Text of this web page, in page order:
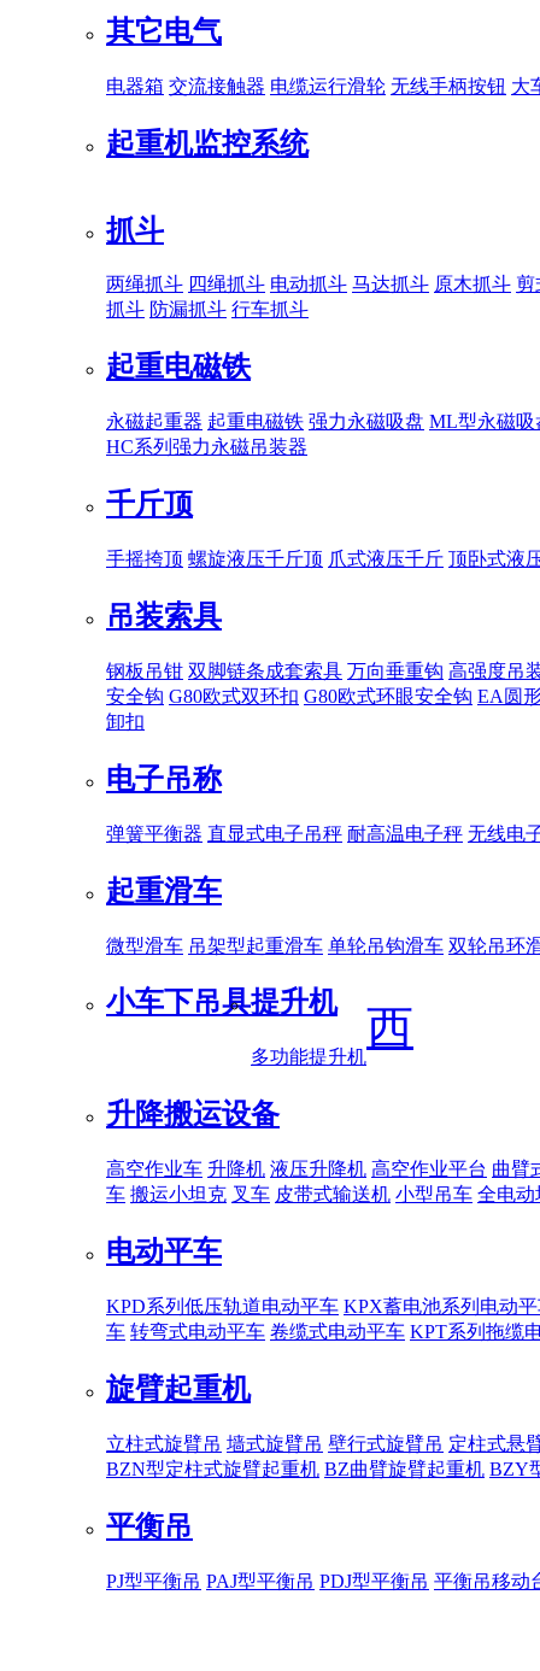
其它电气
电器箱 交流接触器 电缆运行滑轮 无线手柄按钮 大
起重机监控系统
抓斗
两绳抓斗 四绳抓斗 电动抓斗 马达抓斗 原木抓斗 剪
抓斗 防漏抓斗 行车抓斗
起重电磁铁
永磁起重器 起重电磁铁 强力永磁吸盘 ML型永磁吸
HC系列强力永磁吊装器
千斤顶
手摇挎顶 螺旋液压千斤顶 爪式液压千斤 顶卧式液
吊装索具
钢板吊钳 双脚链条成套索具 万向垂重钩 高强度吊
安全钩 G80欧式双环扣 G80欧式环眼安全钩 EA圆
卸扣
电子吊称
弹簧平衡器 直显式电子吊秤 耐高温电子秤 无线电
起重滑车
微型滑车 吊架型起重滑车 单轮吊钩滑车 双轮吊环
小车下吊具提升机
多功能提升机
升降搬运设备
高空作业车 升降机 液压升降机 高空作业平台 曲臂
车 搬运小坦克 叉车 皮带式输送机 小型吊车 全电动
电动平车
KPD系列低压轨道电动平车 KPX蓄电池系列电动
车 转弯式电动平车 卷缆式电动平车 KPT系列拖缆
旋臂起重机
立柱式旋臂吊 墙式旋臂吊 壁行式旋臂吊 定柱式悬
BZN型定柱式旋臂起重机 BZ曲臂旋臂起重机 BZY
平衡吊
PJ型平衡吊 PAJ型平衡吊 PDJ型平衡吊 平衡吊移动
西